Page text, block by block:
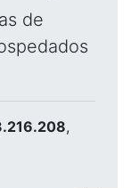
de
,